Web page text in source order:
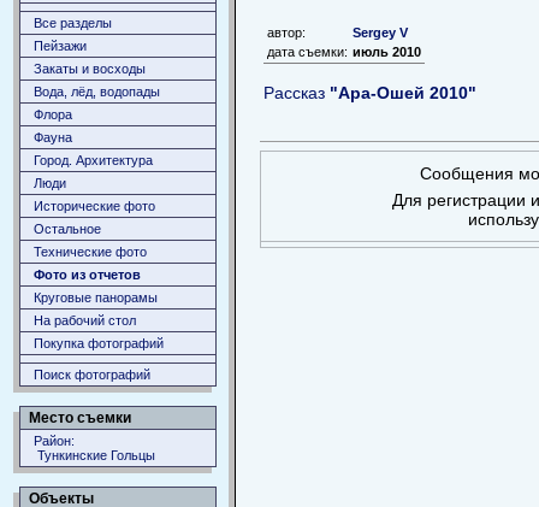
Все разделы
Пейзажи
Закаты и восходы
Вода, лёд, водопады
Флора
Фауна
Город. Архитектура
Люди
Исторические фото
Остальное
Технические фото
Фото из отчетов
Круговые панорамы
На рабочий стол
Покупка фотографий
Поиск фотографий
Место съемки
Район:
Тункинские Гольцы
Объекты
автор:
Sergey V
дата съемки: июль 2010
Рассказ "Ара-Ошей 2010"
Сообщения
Для регистрации